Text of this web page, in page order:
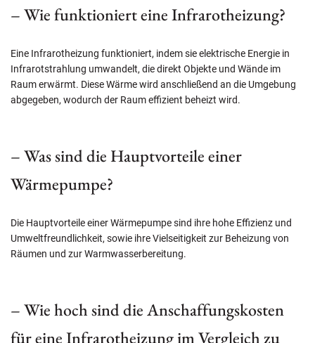
– Wie funktioniert eine Infrarotheizung?
Eine Infrarotheizung funktioniert, indem sie elektrische Energie in
Infrarotstrahlung umwandelt, die direkt Objekte und Wände im
Raum erwärmt. Diese Wärme wird anschließend an die Umgebung
abgegeben, wodurch der Raum effizient beheizt wird.
– Was sind die Hauptvorteile einer
Wärmepumpe?
Die Hauptvorteile einer Wärmepumpe sind ihre hohe Effizienz und
Umweltfreundlichkeit, sowie ihre Vielseitigkeit zur Beheizung von
Räumen und zur Warmwasserbereitung.
– Wie hoch sind die Anschaffungskosten
für eine Infrarotheizung im Vergleich zu